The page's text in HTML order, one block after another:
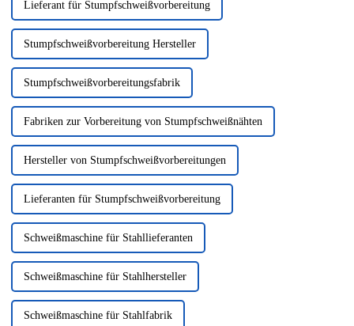
Lieferant für Stumpfschweißvorbereitung
Stumpfschweißvorbereitung Hersteller
Stumpfschweißvorbereitungsfabrik
Fabriken zur Vorbereitung von Stumpfschweißnähten
Hersteller von Stumpfschweißvorbereitungen
Lieferanten für Stumpfschweißvorbereitung
Schweißmaschine für Stahllieferanten
Schweißmaschine für Stahlhersteller
Schweißmaschine für Stahlfabrik